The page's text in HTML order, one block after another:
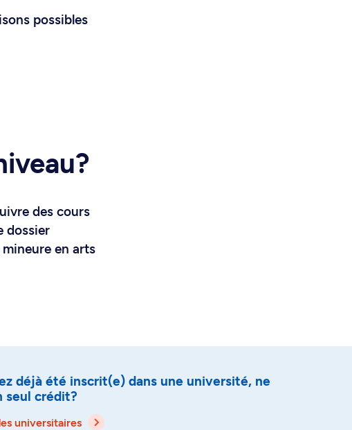
possibles
des cours
dossier
en arts
déjà été inscrit(e) dans une université, ne
seul crédit?
universitaires